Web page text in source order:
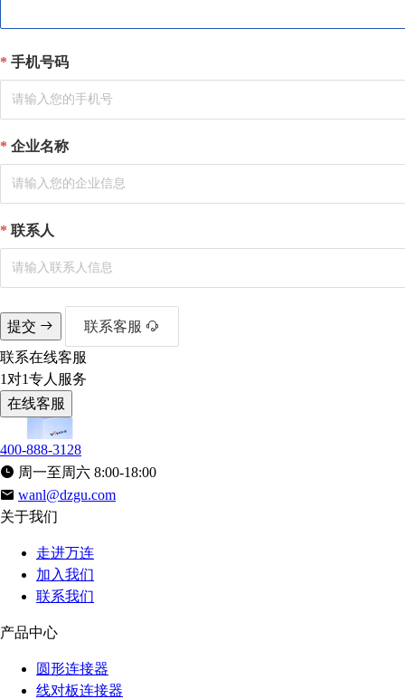
手机号码
企业名称
联系人
提交
联系客服
联系在线客服
1对1专人服务
在线客服
400-888-3128
周一至周六 8:00-18:00
wanl@dzgu.com
关于我们
走进万连
加入我们
联系我们
产品中心
圆形连接器
线对板连接器